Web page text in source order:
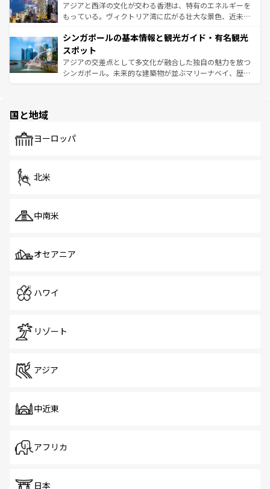
ひ現地で味わいたい。どの地域を訪れてもあたたかい人々
が旅行者を迎えてくれるので、きっと忘れられない旅にな
参照してほしい。
帯で自然と触れ合い、南部ではプーケットやクラビの美し
いビーチでリゾート気分を楽しむことができる。タイ料理
激する。気候は一年中温暖で、どの季節にも異なる楽しみ
が待っている。親しみやすいタイの人々、仏教を中心とし
た文化、そして多様な観光資源が、訪れる旅人を魅了し続
ける。 なお、新着のタイ情報はコンテンツ一覧を参照して
アジアと西洋の文化が交わる香港は、特有のエネルギーを
もっている。ヴィクトリア湾に広がる壮大な景色、近未来
み、どこを訪れても感動するはず。観光スポットが密集し
ており、効率よく見どころを回れるのも魅力。息をのむよ
うな絶景から文化的な体験まで、香港を存分に楽しみ尽く
そう。 なお、新着の香港情報はコンテンツ一覧を参照して
シンガポールの基本情報と観光ガイド・有名観光
スポット
アジアの交差点として多文化が融合した独自の魅力を放つ
シンガポール。未来的な建築物が並ぶマリーナベイ、歴史
で、ホーカーズは地元の風情を楽しめる外せないスポット
国と地域
ヨーロッパ
北米
中南米
オセアニア
ハワイ
リゾート
アジア
中近東
アフリカ
日本